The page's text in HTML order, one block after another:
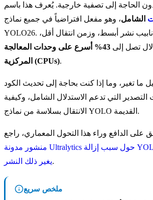
الحاجة إلى تصفية خارجية. يُعرف هذا باسم
الشامل، وهو مفعل افتراضياً في جميع نماذج
YOLO26. النتيجة هي خط أنابيب نشر أبسط، وزمن انتقال أقل،
تصل إلى
43% أسرع على وحدات المعالجة
المركزية (CPUs).
ما تغير، وما إذا كنت بحاجة إلى تحديث الكود
التي تدعم الاستدلال الشامل، وكيفية
الانتقال بسلاسة من نماذج YOLO القديمة.
على الدافع وراء هذا التحول المعماري، راجع
منشور مدونة Ultralytics حول سبب إزالة YOLO26 لـ NMS وكيف
يغير ذلك النشر.
ملخص سريع